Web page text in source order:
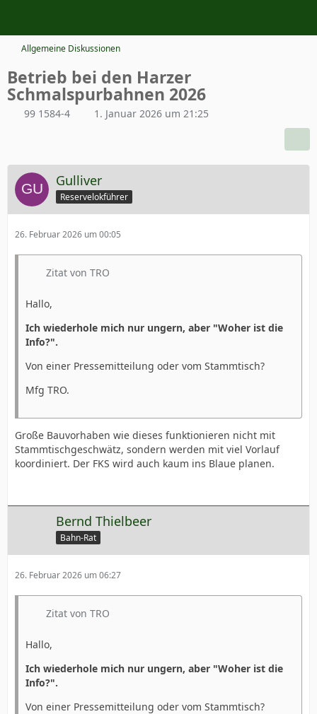
Allgemeine Diskussionen
Betrieb bei den Harzer
Schmalspurbahnen 2026
99 1584-4 1. Januar 2026 um 21:25
Gulliver
Reservelokführer
26. Februar 2026 um 00:05
Zitat von TRO
Hallo,
Ich wiederhole mich nur ungern, aber "Woher ist die
Info?".
Von einer Pressemitteilung oder vom Stammtisch?
Mfg TRO.
Große Bauvorhaben wie dieses funktionieren nicht mit
Stammtischgeschwätz, sondern werden mit viel Vorlauf
koordiniert. Der FKS wird auch kaum ins Blaue planen.
Bernd Thielbeer
Bahn-Rat
26. Februar 2026 um 06:27
Zitat von TRO
Hallo,
Ich wiederhole mich nur ungern, aber "Woher ist die
Info?".
Von einer Pressemitteilung oder vom Stammtisch?